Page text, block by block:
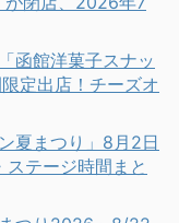
函館洋菓子スナッ
定出店！チーズオ
夏まつり」8月2日
テージ時間まと